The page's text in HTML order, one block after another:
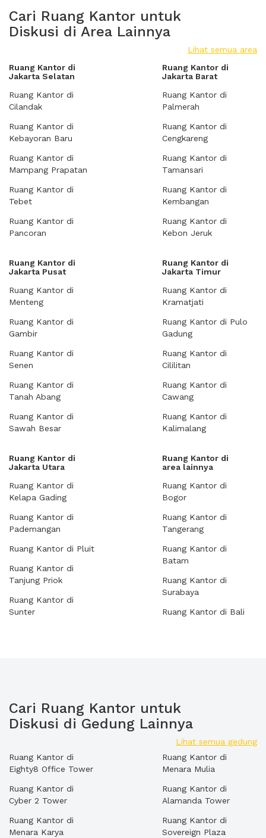
Cari Ruang Kantor untuk
Diskusi di Area Lainnya
Lihat semua area
Ruang Kantor di
Jakarta Selatan
Ruang Kantor di
Cilandak
Ruang Kantor di
Kebayoran Baru
Ruang Kantor di
Mampang Prapatan
Ruang Kantor di
Tebet
Ruang Kantor di
Pancoran
Ruang Kantor di
Jakarta Barat
Ruang Kantor di
Palmerah
Ruang Kantor di
Cengkareng
Ruang Kantor di
Tamansari
Ruang Kantor di
Kembangan
Ruang Kantor di
Kebon Jeruk
Ruang Kantor di
Jakarta Pusat
Ruang Kantor di
Menteng
Ruang Kantor di
Gambir
Ruang Kantor di
Senen
Ruang Kantor di
Tanah Abang
Ruang Kantor di
Sawah Besar
Ruang Kantor di
Jakarta Timur
Ruang Kantor di
Kramatjati
Ruang Kantor di Pulo
Gadung
Ruang Kantor di
Cililitan
Ruang Kantor di
Cawang
Ruang Kantor di
Kalimalang
Ruang Kantor di
Jakarta Utara
Ruang Kantor di
Kelapa Gading
Ruang Kantor di
Pademangan
Ruang Kantor di Pluit
Ruang Kantor di
Tanjung Priok
Ruang Kantor di
Sunter
Ruang Kantor di
area lainnya
Ruang Kantor di
Bogor
Ruang Kantor di
Tangerang
Ruang Kantor di
Batam
Ruang Kantor di
Surabaya
Ruang Kantor di Bali
Cari Ruang Kantor untuk
Diskusi di Gedung Lainnya
Lihat semua gedung
Ruang Kantor di
Eighty8 Office Tower
Ruang Kantor di
Cyber 2 Tower
Ruang Kantor di
Menara Karya
Ruang Kantor di
Menara Mulia
Ruang Kantor di
Alamanda Tower
Ruang Kantor di
Sovereign Plaza